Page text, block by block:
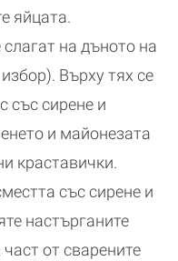
яйцата.
на дъното на
Върху тях се
със сирене и
и майонезата
краставички.
със сирене и
настърганите
от сварените